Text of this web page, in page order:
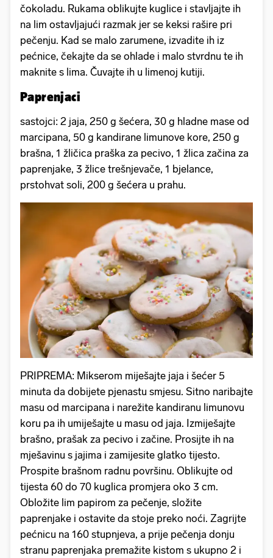
čokoladu. Rukama oblikujte kuglice i stavljajte ih
na lim ostavljajući razmak jer se keksi rašire pri
pečenju. Kad se malo zarumene, izvadite ih iz
pećnice, čekajte da se ohlade i malo stvrdnu te ih
maknite s lima. Čuvajte ih u limenoj kutiji.
Paprenjaci
sastojci: 2 jaja, 250 g šećera, 30 g hladne mase od
marcipana, 50 g kandirane limunove kore, 250 g
brašna, 1 žličica praška za pecivo, 1 žlica začina za
paprenjake, 3 žlice trešnjevače, 1 bjelance,
prstohvat soli, 200 g šećera u prahu.
PRIPREMA: Mikserom miješajte jaja i šećer 5
minuta da dobijete pjenastu smjesu. Sitno naribajte
masu od marcipana i narežite kandiranu limunovu
koru pa ih umiješajte u masu od jaja. Izmiješajte
brašno, prašak za pecivo i začine. Prosijte ih na
mješavinu s jajima i zamijesite glatko tijesto.
Prospite brašnom radnu površinu. Oblikujte od
tijesta 60 do 70 kuglica promjera oko 3 cm.
Obložite lim papirom za pečenje, složite
paprenjake i ostavite da stoje preko noći. Zagrijte
pećnicu na 160 stupnjeva, a prije pečenja donju
stranu paprenjaka premažite kistom s ukupno 2 i